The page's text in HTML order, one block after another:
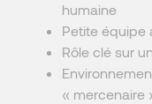
humaine
Petite équipe
Rôle clé sur
« mercenaire